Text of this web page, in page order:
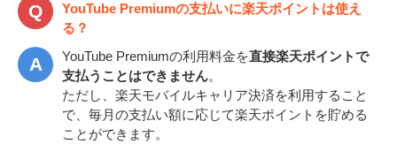
YouTube Premiumの支払いに楽天ポイントは使え
る？
YouTube Premiumの利用料金を直接楽天ポイントで
支払うことはできません
ただし、楽天モバイルキャリア決済を利用すること
で、毎月の支払い額に応じて楽天ポイントを貯める
ことができます。